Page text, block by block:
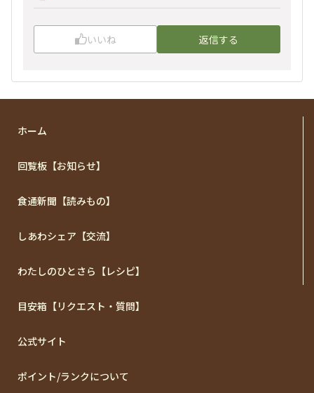
いいね 返信する
ホーム
回覧板【お知らせ】
食通新聞【読みもの】
しあわシェア【交流】
わたしのひとさら【レシピ】
目安箱【リクエスト・質問】
公式サイト
ポイント/ランクについて